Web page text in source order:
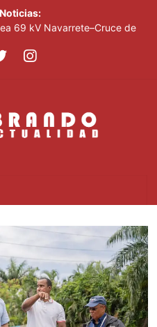
69 kV Navarrete–Cruce de
para realización
durante la jornada
modernizar la refrigeración
el 14 de agosto en Hard